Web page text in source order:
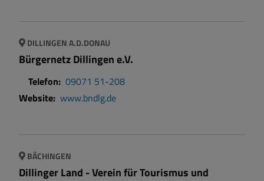
DILLINGEN A.D.DONAU
Bürgernetz Dillingen e.V.
Telefon: 09071 51-208
Website: www.bndlg.de
BÄCHINGEN
Dillinger Land - Verein für Tourismus und